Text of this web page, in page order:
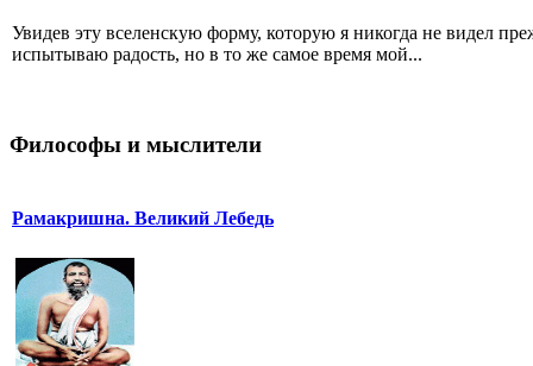
Увидев эту вселенскую форму, которую я никогда не видел
испытываю радость, но в то же самое время мой...
Философы и мыслители
Рамакришна. Великий Лебедь